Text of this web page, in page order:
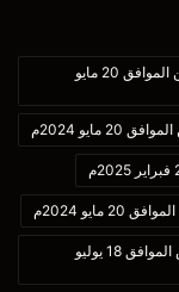
أسعار الحديد والأسمنت فى الأسواق المصرية اليوم الإثنين الموافق 20 مايو
2024م
2024م
أسعار الذهب والفضة في الأسواق المصرية اليوم الخميس الموافق 18 يوليو